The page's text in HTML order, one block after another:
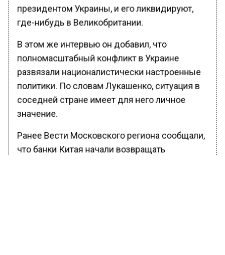
президентом Украины, и его ликвидируют,
где-нибудь в Великобритании.
В этом же интервью он добавил, что
полномасштабный конфликт в Украине
развязали националистически настроенные
политики. По словам Лукашенко, ситуация в
соседней стране имеет для него личное
значение.
Ранее Вести Московского региона сообщали,
что банки Китая начали возвращать